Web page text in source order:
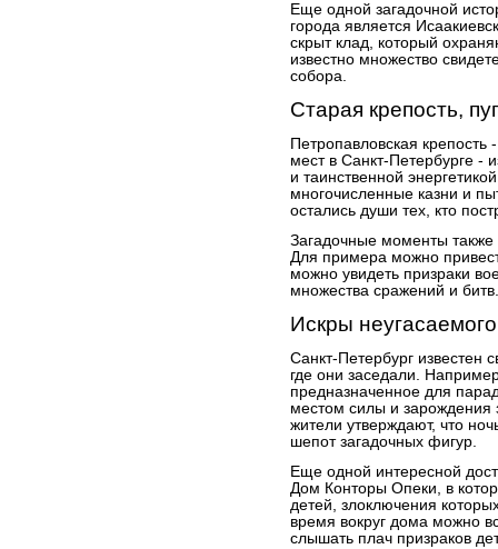
Еще одной загадочной
города является
скрыт клад, который
известно множество
собора.
Старая крепость,
Петропавловская крепость
мест в Санкт-Петербурге -
и таинственной
многочисленные казни и
остались души тех, кто
Загадочные моменты также
Для примера можно
можно увидеть призраки
множества сражений и битв.
Искры
Санкт-Петербург
где они заседали.
предназначенное для
местом силы и зарождения
жители утверждают, что
шепот загадочных фигур.
Еще одной интересной
Дом Конторы Опеки, в
детей, злоключения
время вокруг дома можно
слышать плач призраков